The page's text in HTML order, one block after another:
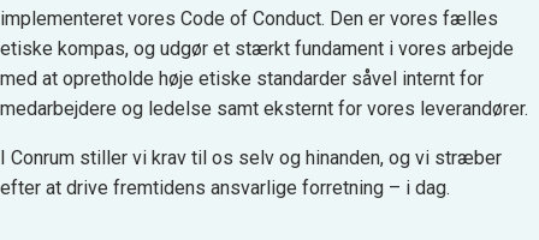
implementeret vores Code of Conduct. Den er vores fælles
etiske kompas, og udgør et stærkt fundament i vores arbejde
med at opretholde høje etiske standarder såvel internt for
medarbejdere og ledelse samt eksternt for vores leverandører.
I Conrum stiller vi krav til os selv og hinanden, og vi stræber
efter at drive fremtidens ansvarlige forretning – i dag.